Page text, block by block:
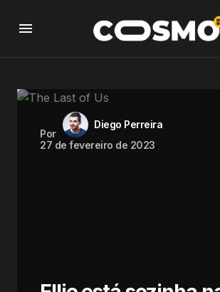
Por
Diego Perreira
27 de fevereiro de 2023